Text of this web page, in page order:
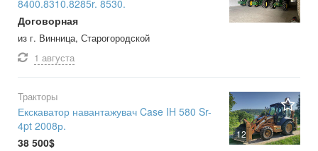
8400.8310.8285r. 8530.
Договорная
из г. Винница, Старогородской
1 августа
12
Тракторы
Екскаватор навантажувач Case IH 580 Sr-
4pt 2008р.
38 500$